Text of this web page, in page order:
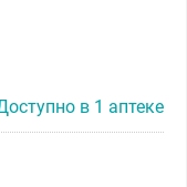
в 1 аптеке